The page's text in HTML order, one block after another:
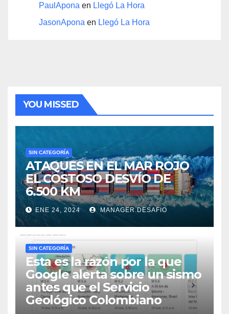
PaulApona en Llegó La Hora
JasonApona en Llegó La Hora
YOU MISSED
SIN CATEGORÍA
ATAQUES EN EL MAR ROJO
EL COSTOSO DESVÍO DE
6.500 KM
ENE 24, 2024 MANAGER.DESAFIO
SIN CATEGORÍA
Esta es la razón por la que
Google alerta sobre un sismo
antes que el Servicio
Geológico Colombiano